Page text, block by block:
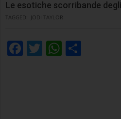
Le esotiche scorribande
TAGGED: JODI TAYLOR
Facebook
Twitter